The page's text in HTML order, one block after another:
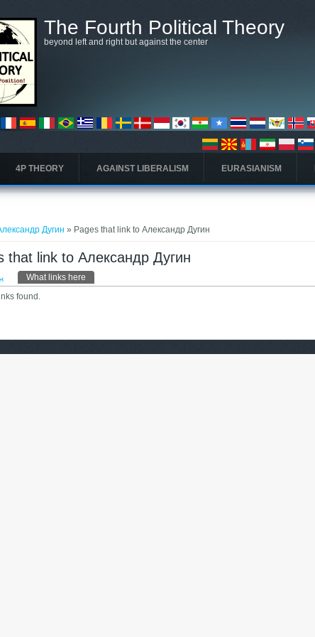
The Fourth Political Theory
beyond left and right but against the center
4P THEORY AGAINST LIBERALISM EURASIANISM
Дугин» Pages that link to Александр Дугин
that link to Александр Дугин
tabs
What links here
found.